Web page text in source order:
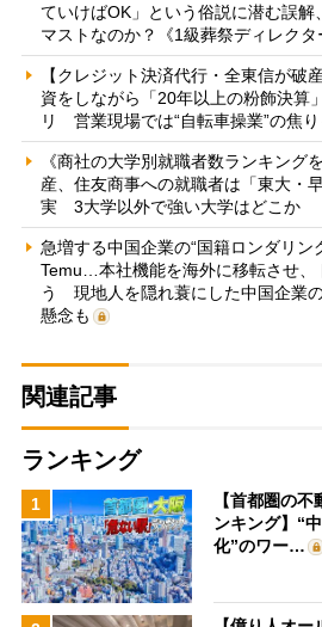
ていけばOK」という俗説に潜む誤
マストなのか？《1級葬祭ディレクタ
【クレジット決済代行・全東信が破
資をしながら「20年以上の粉飾決算
リ 営業現場では“自転車操業”の焦
《商社の大学別就職者数ランキング
産、住友商事への就職者は「東大・
実 3大学以外で強い大学はどこか
急増する中国企業の“国籍ロンダリン
Temu…本社機能を海外に移転させ、
う 現地人を隠れ蓑にした中国企業
懸念も
関連記事
ランキング
1
【首都圏の
ンキング】“
化”のワー…